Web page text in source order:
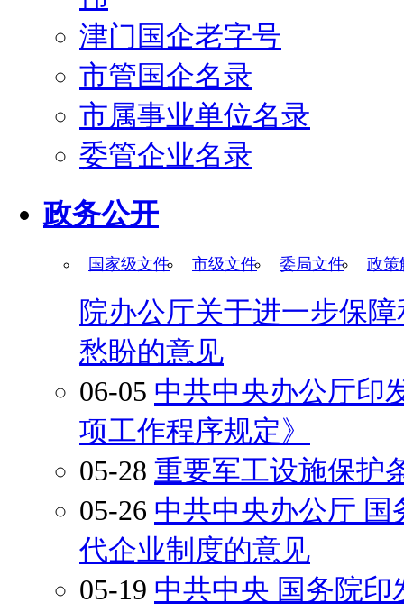
津门国企老字号
市管国企名录
市属事业单位名录
委管企业名录
政务公开
国家级文件 市级文件 委局文件 政策
院办公厅关于进一步保
愁盼的意见
06-05 中共中央办公厅印
项工作程序规定》
05-28 重要军工设施保护
05-26 中共中央办公厅
代企业制度的意见
05-19 中共中央 国务院